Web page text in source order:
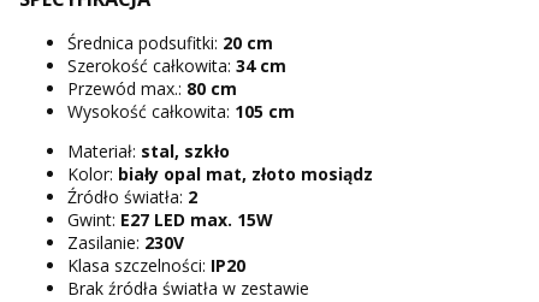
Średnica podsufitki: 20 cm
Szerokość całkowita: 34 cm
Przewód max.: 80 cm
Wysokość całkowita: 105 cm
Materiał: stal, szkło
Kolor: biały opal mat, złoto mosiądz
Źródło światła: 2
Gwint: E27 LED max. 15W
Zasilanie: 230V
Klasa szczelności: IP20
Brak źródła światła w zestawie